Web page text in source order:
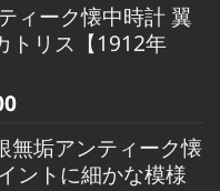
ィーク懐中時計 翼
トリス【1912年
無垢アンティーク懐
ントに細かな模様